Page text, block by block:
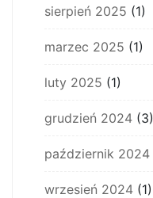
sierpień 2025 (1)
marzec 2025 (1)
luty 2025 (1)
grudzień 2024 (3)
październik 2024
wrzesień 2024 (1)